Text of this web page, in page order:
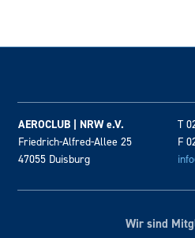
AEROCLUB | NRW e.V.
Friedrich-Alfred-Allee 25
47055 Duisburg
T
F
Wir sind